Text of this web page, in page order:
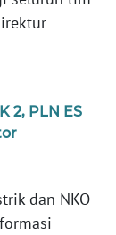
2, PLN ES
dan NKO